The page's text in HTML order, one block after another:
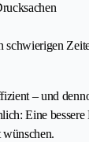
schwierigen
– und
Eine